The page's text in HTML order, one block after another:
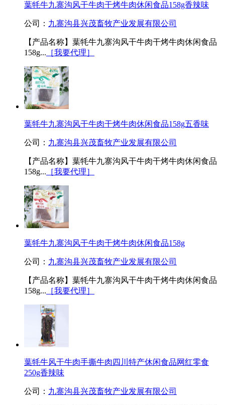
葉牦牛九寨沟风干牛肉干烤牛肉休闲食品158g香辣味
公司： 九寨沟县兴茂畜牧产业发展有限公司
【产品名称】葉牦牛九寨沟风干牛肉干烤牛肉休闲食品
158g... ［我要代理］
葉牦牛九寨沟风干牛肉干烤牛肉休闲食品158g五香味
公司： 九寨沟县兴茂畜牧产业发展有限公司
【产品名称】葉牦牛九寨沟风干牛肉干烤牛肉休闲食品
158g... ［我要代理］
葉牦牛九寨沟风干牛肉干烤牛肉休闲食品158g
公司： 九寨沟县兴茂畜牧产业发展有限公司
【产品名称】葉牦牛九寨沟风干牛肉干烤牛肉休闲食品
158g... ［我要代理］
葉牦牛风干牛肉手撕牛肉四川特产休闲食品网红零食
250g香辣味
公司： 九寨沟县兴茂畜牧产业发展有限公司